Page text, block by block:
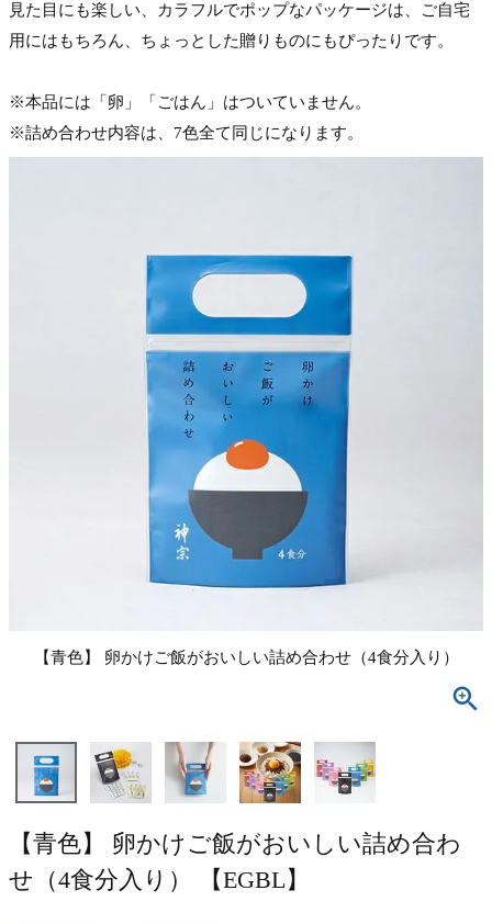
見た目にも楽しい、カラフルでポップなパッケージは、ご自宅
用にはもちろん、ちょっとした贈りものにもぴったりです。
※本品には「卵」「ごはん」はついていません。
※詰め合わせ内容は、7色全て同じになります。
【青色】 卵かけご飯がおいしい詰め合わせ（4食分入り）
【青色】 卵かけご飯がおいしい詰め合わ
せ（4食分入り） 【EGBL】